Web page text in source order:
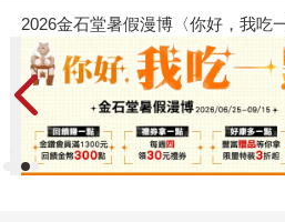
2026金石堂暑假漫博〈你好，我吃